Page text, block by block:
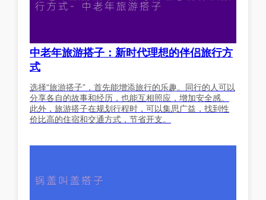
中老年旅游搭子：新时代理想的伴侣旅行方
式
选择“旅游搭子”，首先能增添旅行的乐趣。同行的人可以
分享各自的故事和经历，也能互相照应，增加安全感。
此外，旅游搭子在规划行程时，可以集思广益，找到性
价比高的住宿和交通方式，节省开支。